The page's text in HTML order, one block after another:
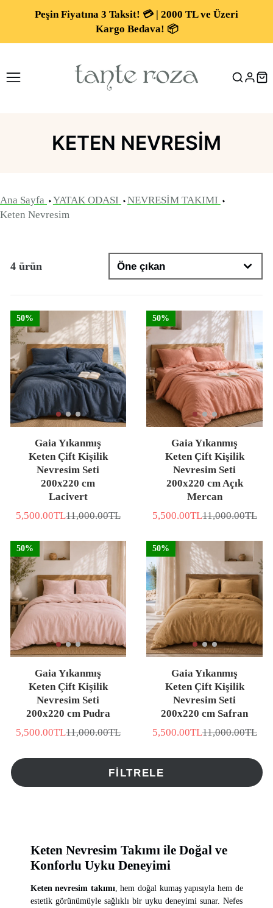
Peşin Fiyatına 3 Taksit! 💳 | 2000 TL ve Üzeri
Kargo Bedava! 📦
KETEN NEVRESIM
Ana Sayfa YATAK ODASI
NEVRESİM TAKIMI
Keten Nevresim
4 ürün
50%
Gaia Yıkanmış
Keten Çift Kişilik
Nevresim Seti
200x220 cm
Lacivert
İNDİRİMLİ
5,500.00TLNormal
11,000.00TL
50%
Gaia Yıkanmış
Keten Çift Kişilik
Nevresim Seti
200x220 cm Açık
Mercan
İNDİRİMLİ
5,500.00TLNormal
11,000.00TL
50%
Gaia Yıkanmış
Keten Çift Kişilik
Nevresim Seti
200x220 cm Pudra
İNDİRİMLİ
5,500.00TLNormal
11,000.00TL
50%
Gaia Yıkanmış
Keten Çift Kişilik
Nevresim Seti
200x220 cm Safran
İNDİRİMLİ
5,500.00TLNormal
11,000.00TL
FILTRELE
Keten Nevresim Takımı ile Doğal ve
Konforlu Uyku Deneyimi
Keten nevresim takımı , hem doğal kumaş yapısıyla hem de
estetik görünümüyle sağlıklı bir uyku deneyimi sunar. Nefes